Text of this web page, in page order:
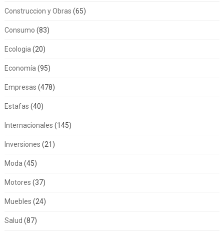
Construccion y Obras (65)
Consumo (83)
Ecologia(20)
Economía(95)
Empresas (478)
Estafas (40)
Internacionales (145)
Inversiones (21)
Moda(45)
Motores (37)
Muebles (24)
Salud (87)